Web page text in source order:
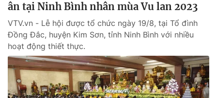
Phó Tổng Biên tập:Nguyễn Thị Mỹ Hạnh, Phạm Quốc Thắng,
Nguyễn Trọng Ninh
Tổng đài VTV:024.38 355 931 - 024.38 355 932
Ðiện thoại Thời báo VTV:
Email:toasoan@vtv.vn
Liên hệ quảng cáo:024-7300.7108
ân tại Ninh Bình nhân mùa Vu lan 2023
VTV.vn - Lễ hội được tổ chức ngày 19/8, tại Tổ đình
Đồng Đắc, huyện Kim Sơn, tỉnh Ninh Bình với nhiều
hoạt động thiết thực.